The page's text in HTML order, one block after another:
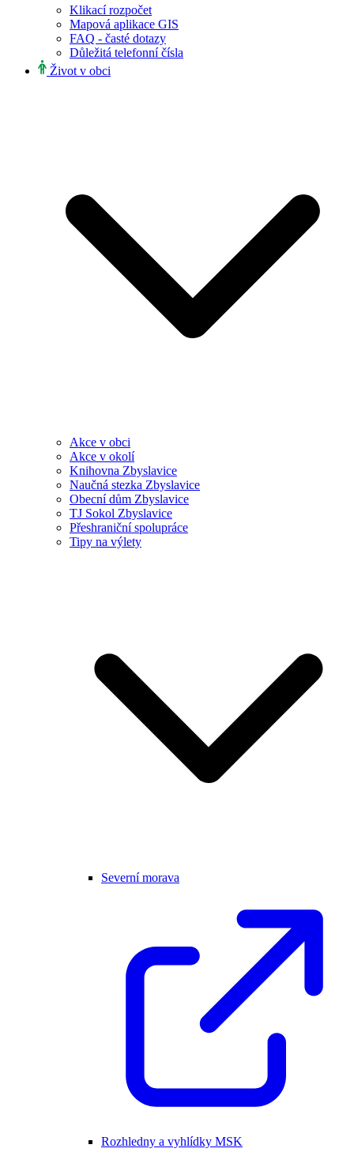
Klikací rozpočet
Mapová aplikace GIS
FAQ - časté dotazy
Důležitá telefonní čísla
Život v obci
Akce v obci
Akce v okolí
Knihovna Zbyslavice
Naučná stezka Zbyslavice
Obecní dům Zbyslavice
TJ Sokol Zbyslavice
Přeshraniční spolupráce
Tipy na výlety
Severní morava
Rozhledny a vyhlídky MSK